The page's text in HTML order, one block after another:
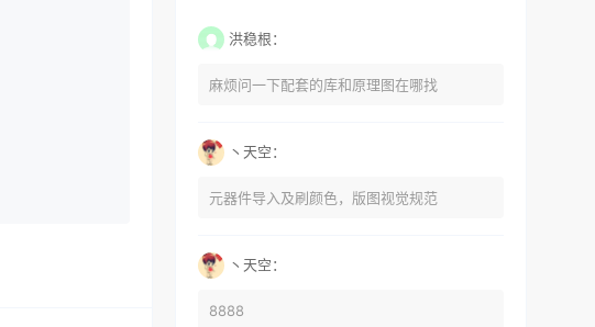
洪稳根：
麻烦问一下配套的库和原理图在哪找
丶天空：
元器件导入及刷颜色，版图视觉规范
丶天空：
8888